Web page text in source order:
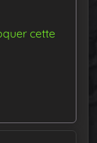
cette